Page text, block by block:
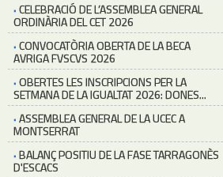
·CELEBRACIÓ DE L’ASSEMBLEA GENERAL
ORDINÀRIA DEL CET 2026
·CONVOCATÒRIA OBERTA DE LA BECA
AVRIGA FVSCVS 2026
·OBERTES LES INSCRIPCIONS PER LA
SETMANA DE LA IGUALTAT 2026: DONES...
·ASSEMBLEA GENERAL DE LA UCEC A
MONTSERRAT
·BALANÇ POSITIU DE LA FASE TARRAGONÈS
D'ESCACS